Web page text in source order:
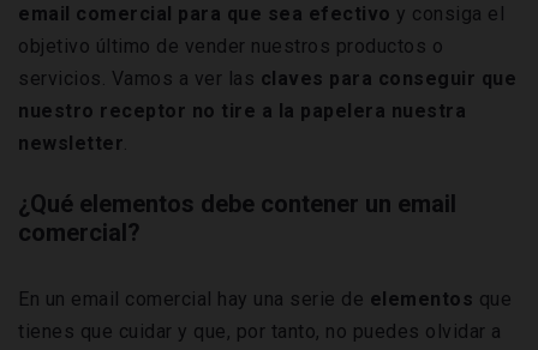
email comercial para que sea efectivo y consiga el
objetivo último de vender nuestros productos o
servicios. Vamos a ver las claves para conseguir que
nuestro receptor no tire a la papelera nuestra
newsletter.
¿Qué elementos debe contener un email
comercial?
En un email comercial hay una serie de elementos que
tienes que cuidar y que, por tanto, no puedes olvidar a